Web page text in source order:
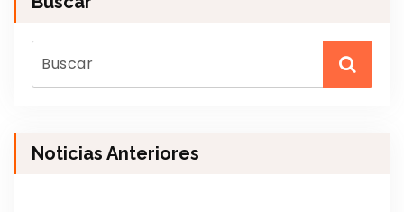
Noticias Anteriores